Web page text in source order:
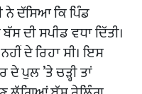
ਦੱਸਿਆ ਕਿ ਪਿੰਡ
ਸਪੀਡ ਵਧਾ ਦਿੱਤੀ।
ਦੇ ਰਿਹਾ ਸੀ। ਇਸ
ਪੁਲ ’ਤੇ ਚੜ੍ਹੀ ਤਾਂ